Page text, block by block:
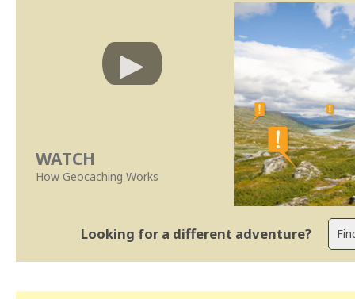
WATCH
How Geocaching Works
Looking for a different adventure?